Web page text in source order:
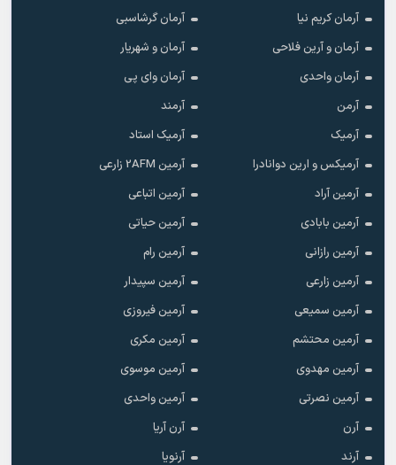
آرمان کریم نیا
آرمان گرشاسبی
آرمان و آرین فلاحی
آرمان و شهریار
آرمان واحدی
آرمان وای پی
آرمن
آرمند
آرمیک
آرمیک استاد
آرمیکس و ارین دوانادرا
آرمین 2AFM زارعی
آرمین آراد
آرمین اتباعی
آرمین بابادی
آرمین حیاتی
آرمین رازانی
آرمین رام
آرمین زارعی
آرمین سپیدار
آرمین سمیعی
آرمین فیروزی
آرمین محتشم
آرمین مکری
آرمین مهدوی
آرمین موسوی
آرمین نصرتی
آرمین واحدی
آرن
آرن آریا
آرند
آرنویا